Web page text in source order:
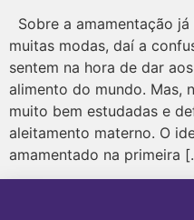
Sobre a amamentação
muitas modas, daí a
sentem na hora de dar
alimento do mundo. Mas,
muito bem estudadas e
aleitamento materno. O
amamentado na primeira